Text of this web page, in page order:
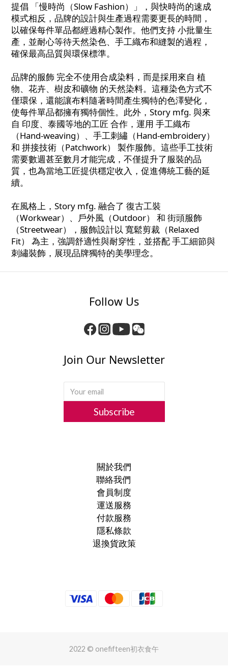
提倡 「慢時尚（Slow Fashion）」，與快時尚的速成
模式相反，品牌的設計與生產過程需要更長的時間，
以確保每件單品都經過精心製作。他們支持 小批量生
產，並耐心等待天然染色、手工織布和縫製的過程，
確保最高品質與環保標準。
品牌的服飾 完全不使用合成染料，而是採用來自 植
物、花卉、樹皮和礦物 的天然染料。這種染色方式不
僅環保，還能讓布料隨著時間產生獨特的色澤變化，
使每件單品都擁有獨特個性。此外，Story mfg. 與來
自 印度、泰國等地的工匠 合作，運用 手工織布
（Hand-weaving）、手工刺繡（Hand-embroidery）
和 拼接技術（Patchwork） 製作服飾。這些手工技術
需要數週甚至數月才能完成，不僅提升了服裝的品
質，也為當地工匠提供穩定收入，促進傳統工藝的延
續。
在風格上，Story mfg. 融合了 復古工裝
（Workwear）、戶外風（Outdoor） 和 街頭服飾
（Streetwear），服飾設計以 寬鬆剪裁（Relaxed
Fit） 為主，強調舒適性與耐穿性，並搭配 手工細節與
刺繡裝飾，展現品牌獨特的美學理念。
Follow Us
Join Our Newsletter
Subscribe
關於我們
聯絡我們
會員制度
運送服務
付款服務
隱私條款
退換貨政策
2022 © onefifteen初衣食午